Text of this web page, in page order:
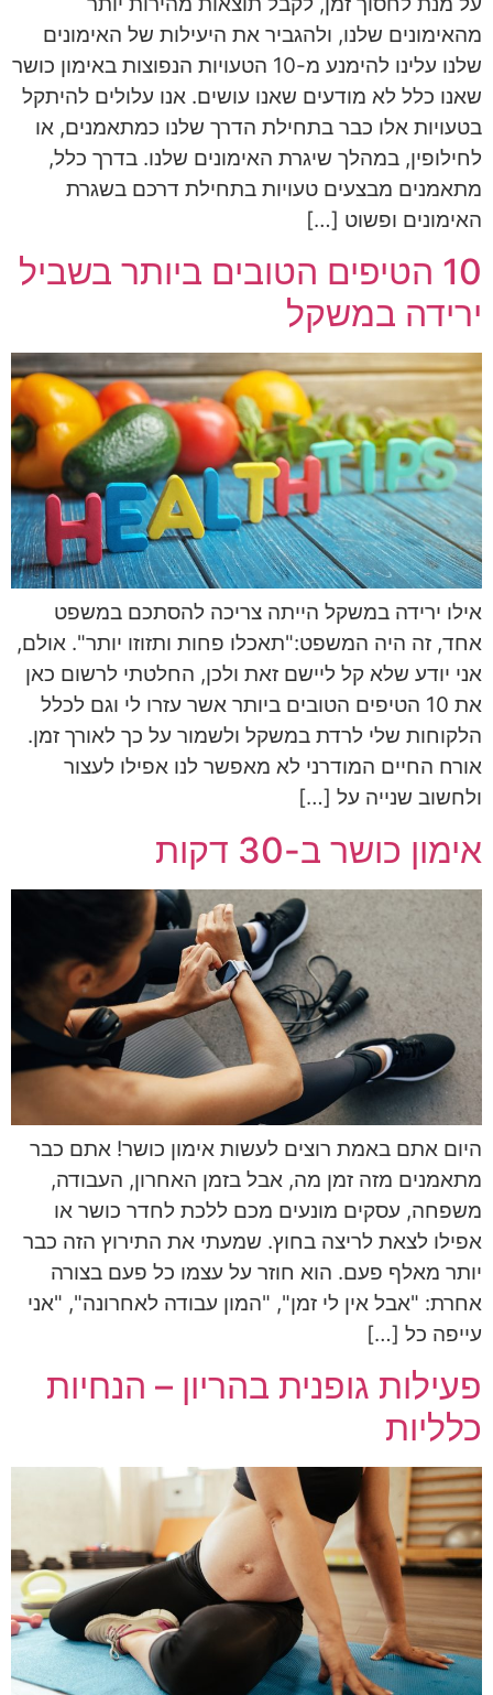
מהאימונים שלנו, ולהגביר את היעילות של האימונים
שלנו עלינו להימנע מ-10 הטעויות הנפוצות באימון כושר
שאנו כלל לא מודעים שאנו עושים. אנו עלולים להיתקל
בטעויות אלו כבר בתחילת הדרך שלנו כמתאמנים, או
לחילופין, במהלך שיגרת האימונים שלנו. בדרך כלל,
מתאמנים מבצעים טעויות בתחילת דרכם בשגרת
האימונים ופשוט […]
10 הטיפים הטובים ביותר בשביל
ירידה במשקל
אילו ירידה במשקל הייתה צריכה להסתכם במשפט
אחד, זה היה המשפט:"תאכלו פחות ותזוזו יותר". אולם,
אני יודע שלא קל ליישם זאת ולכן, החלטתי לרשום כאן
את 10 הטיפים הטובים ביותר אשר עזרו לי וגם לכלל
הלקוחות שלי לרדת במשקל ולשמור על כך לאורך זמן.
אורח החיים המודרני לא מאפשר לנו אפילו לעצור
ולחשוב שנייה על […]
אימון כושר ב-30 דקות
היום אתם באמת רוצים לעשות אימון כושר! אתם כבר
מתאמנים מזה זמן מה, אבל בזמן האחרון, העבודה,
משפחה, עסקים מונעים מכם ללכת לחדר כושר או
אפילו לצאת לריצה בחוץ. שמעתי את התירוץ הזה כבר
יותר מאלף פעם. הוא חוזר על עצמו כל פעם בצורה
אחרת: "אבל אין לי זמן", "המון עבודה לאחרונה", "אני
עייפה כל […]
פעילות גופנית בהריון – הנחיות
כלליות